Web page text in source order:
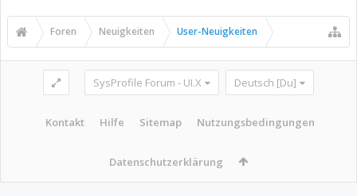
Foren Neuigkeiten User-Neuigkeiten
SysProfile Forum - UI.X Deutsch [Du]
Kontakt Hilfe Sitemap Nutzungsbedingungen
Datenschutzerklärung